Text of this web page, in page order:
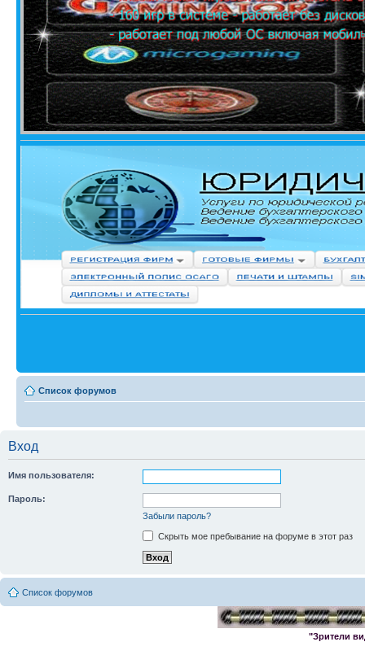
Список форумов
Вход
Имя пользователя:
Пароль:
Забыли пароль?
Скрыть мое пребывание на форуме в этот раз
Список форумов
"Зрители